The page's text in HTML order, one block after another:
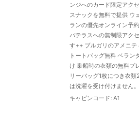
ンジへのカード限定アク
スナックを無料で提供 ウ
ランの優先オンライン予
パテラスへの無制限アク
す++ ブルガリのアメニテ
トートバッグ無料 ベラン
け 乗船時の衣類の無料プ
リーバッグ1枚につき衣
は洗濯を受け付けません
キャビンコード: A1